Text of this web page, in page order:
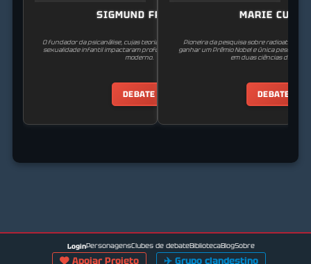
SIGMUND FREUD
O fundador da psicanálise, cujas teorias sobre o inconsciente e a
sexualidade infantil impactaram profundamente o pensamento
moderno.
DEBATE
MARIE CURIE
Pioneira da pesquisa sobre
ganhar um Prêmio Nobel e única pessoa a
em duas ciências
DEBATE
LoginPersonagensClubes de debateBibliotecaBlogSobre
Apoiar Projeto ✈️ Grupo clandestino